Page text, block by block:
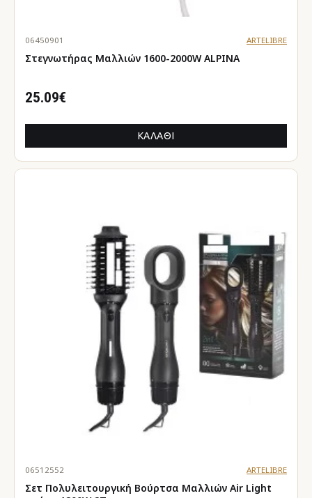
06450901 ARTELIBRE
Στεγνωτήρας Μαλλιών 1600-2000W ALPINA
25.09€
ΚΑΛΆΘΙ
06512552 ARTELIBRE
Σετ Πολυλειτουργική Βούρτσα Μαλλιών Air Light